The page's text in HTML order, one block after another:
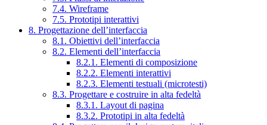
7.4. Wireframe
7.5. Prototipi interattivi
8. Progettazione dell’interfaccia
8.1. Obiettivi dell’interfaccia
8.2. Elementi dell’interfaccia
8.2.1. Elementi di composizione
8.2.2. Elementi interattivi
8.2.3. Elementi testuali (microtesti)
8.3. Progettare e costruire in alta fedeltà
8.3.1. Layout di pagina
8.3.2. Prototipi in alta fedeltà